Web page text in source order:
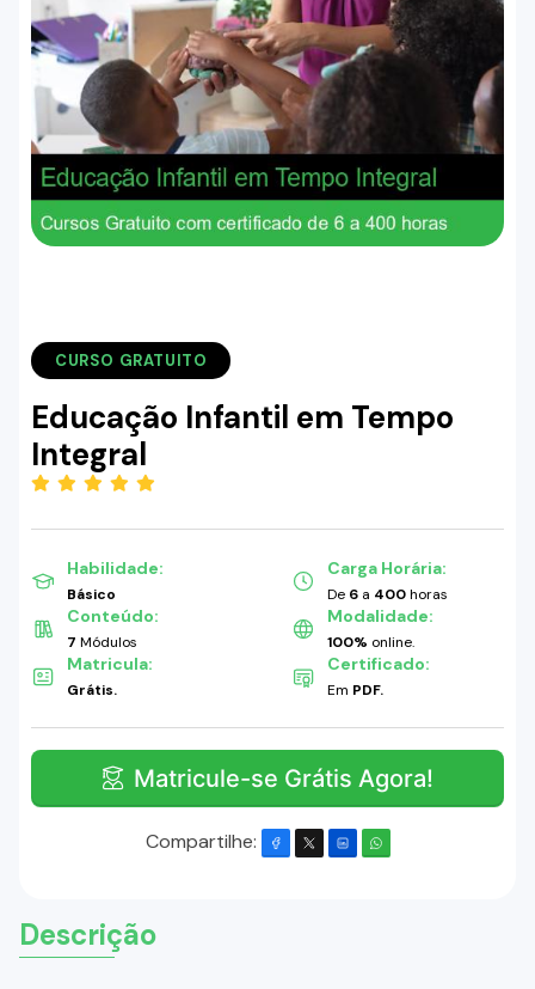
CURSO GRATUITO
Educação Infantil em Tempo
Integral
Habilidade:
Básico
Carga Horária:
De 6 a 400horas
Conteúdo:
7 Módulos
Modalidade:
100% online.
Matricula:
Grátis.
Certificado:
Em PDF.
Matricule-se Grátis Agora!
Compartilhe:
Descrição